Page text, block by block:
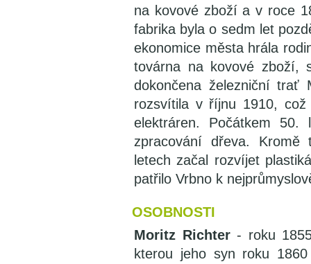
na kovové zboží a v roce
fabrika byla o sedm let
ekonomice města hrála
továrna na kovové zboží,
dokončena železniční trať
rozsvítila v říjnu 1910,
elektráren. Počátkem
zpracování dřeva.
letech začal rozvíjet
patřilo Vrbno k
OSOBNOSTI
Moritz Richter- roku 1855
kterou jeho syn roku